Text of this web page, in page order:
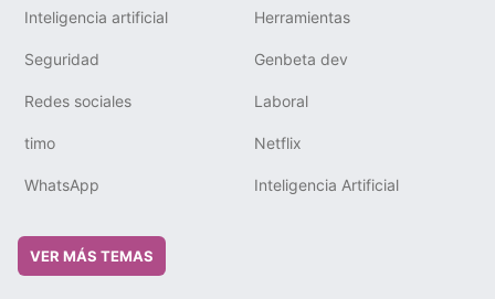
Inteligencia artificial Herramientas
Seguridad Genbeta dev
Redes sociales Laboral
timo Netflix
WhatsApp Inteligencia Artificial
VER MÁS TEMAS